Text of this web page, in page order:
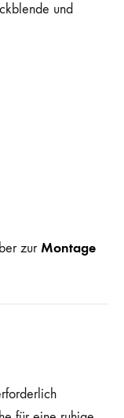
und
zurMontage